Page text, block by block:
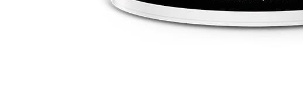
Применяется для заполнения и выравнивания трещин,